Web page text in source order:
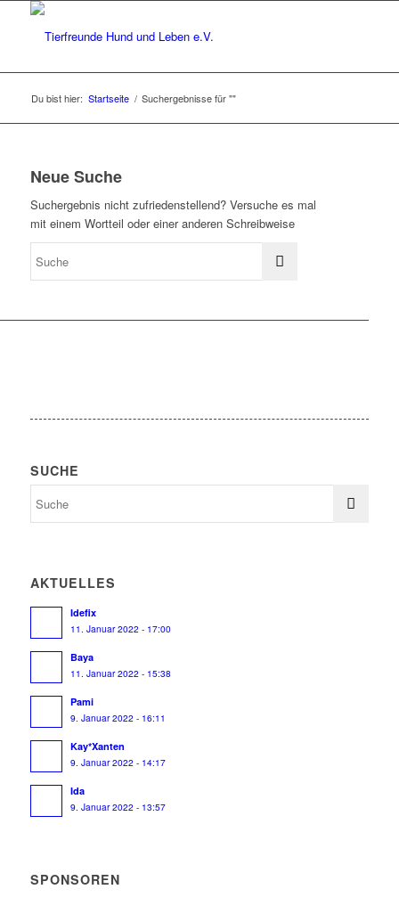
Du bist hier: Startseite / Suchergebnisse für ""
Neue Suche
Suchergebnis nicht zufriedenstellend? Versuche es mal
mit einem Wortteil oder einer anderen Schreibweise
SUCHE
AKTUELLES
Idefix
11. Januar 2022 - 17:00
Baya
11. Januar 2022 - 15:38
Pami
9. Januar 2022 - 16:11
Kay*Xanten
9. Januar 2022 - 14:17
Ida
9. Januar 2022 - 13:57
SPONSOREN